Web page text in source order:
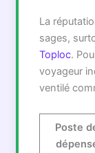
La
sages,
Toploc.
voyageur
ventilé
Poste